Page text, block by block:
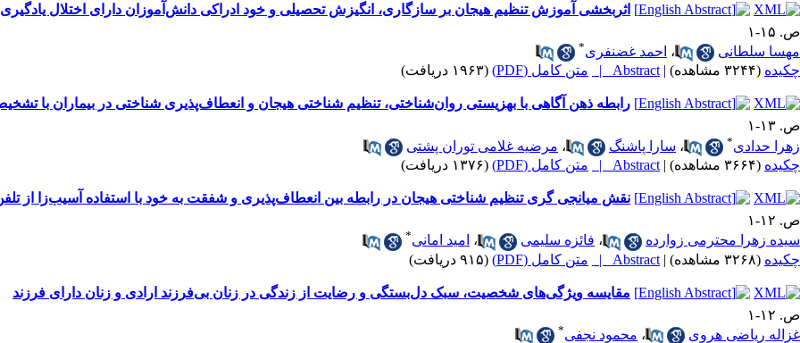
اثربخشی آموزش تنظیم هیجان بر سازگاری، انگیزش تحصیلی و خود ادراکی دانش‌آموزان دارای اختلال
ص. ۱۵-۱
مهسا سلطانی
، احمد غضنفری*
چکیده (۳۲۴۴ مشاهده) |
Abstract | متن کامل (PDF) (۱۹۶۳ دریافت)
رابطه ذهن آگاهی با بهزیستی روان‌شناختی، تنظیم شناختی هیجان و انعطاف‌پذیری شناختی در بیماران با
ص. ۱۳-۱
زهرا حدادی* ، سارا پاشنگ ، مرضیه غلامی توران پشتی
چکیده (۳۶۶۴ مشاهده) |
Abstract | متن کامل (PDF) (۱۳۷۶ دریافت)
نقش میانجی گری تنظیم شناختی هیجان در رابطه بین انعطاف‌پذیری و شفقت به خود با استفاده آسیب‌زا از
ص. ۱۲-۱
سیده زهرا محترمی زوارده
، فائزه سلیمی ، امید امانی*
چکیده (۳۲۶۸ مشاهده) |
Abstract | متن کامل (PDF) (۹۱۵ دریافت)
مقایسه ویژگی‌های شخصیت، سبک دل‌بستگی و رضایت از زندگی در زنان بی‌فرزند ارادی و زنان دارای فرزند
ص. ۱۲-۱
غزاله ریاضی هروی
، محمود نجفی*